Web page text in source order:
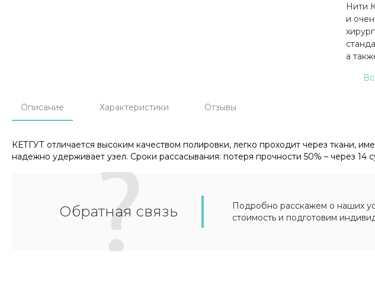
Нити
и
а
Описание Характеристики Отзывы
КЕТГУТ отличается высоким качеством полировки, легко проходит через ткани,
надежно удерживает узел. Сроки рассасывания: потеря прочности 50% – через 14
Обратная связь
Подробно расскажем о наших
стоимость и подготовим